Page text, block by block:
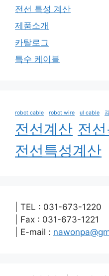
전선 특성 계산
제품소개
카탈로그
특수 케이블
robot cable robot wire ul cable
전선계산 전
전선특성계산
| TEL : 031-673-1220
| Fax : 031-673-1221
| E-mail :